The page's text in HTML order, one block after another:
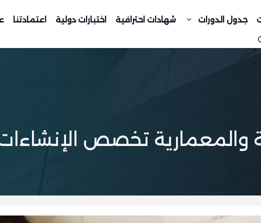
جدول الدورات شهادات احترافية اختبارات دولية اعتمادتنا
والمعمارية تخصص